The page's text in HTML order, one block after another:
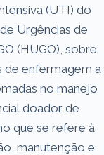
(UTI) do
Urgências de
(HUGO), sobre
de enfermagem a
no manejo
doador de
que se refere à
manutenção e